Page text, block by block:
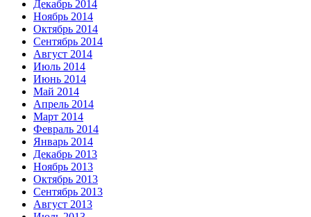
Декабрь 2014
Ноябрь 2014
Октябрь 2014
Сентябрь 2014
Август 2014
Июль 2014
Июнь 2014
Май 2014
Апрель 2014
Март 2014
Февраль 2014
Январь 2014
Декабрь 2013
Ноябрь 2013
Октябрь 2013
Сентябрь 2013
Август 2013